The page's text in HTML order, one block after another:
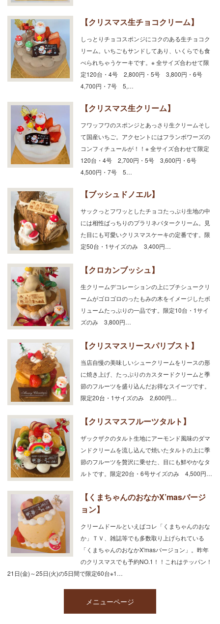
【クリスマス生チョコクリーム】
しっとりチョコスポンジにコクのある生チョコク
リーム。いちごもサンドしてあり、いくらでも食
べられちゃうケーキです。※ 全サイズ合わせて限
定120台・4号 2,800円・5号 3,800円・6号
4,700円・7号 5,…
【クリスマス生クリーム】
フワッフワのスポンジとあっさり生クリームそし
て国産いちご。アクセントにはフランボワーズの
コンフィチュールが！！※ 全サイズ合わせて限定
120台・4号 2,700円・5号 3,600円・6号
4,500円・7号 5…
【ブッシュドノエル】
サックっとフワッとしたチョコたっぷり生地の中
には相性ばっちりのプラリネバタークリーム。見
た目にも可愛いクリスマスケーキの定番です。限
定50台・1サイズのみ 3,400円…
【クロカンブッシュ】
生クリームデコレーションの上にプチシュークリ
ームがゴロゴロのったもみの木をイメージしたボ
リュームたっぷりの一品です。限定10台・1サイ
ズのみ 3,800円…
【クリスマスリースパリブスト】
当店自慢の美味しいシュークリームをリースの形
に焼き上げ、たっぷりのカスタードクリームと季
節のフルーツを盛り込んだお得なスイーツです。
限定20台・1サイズのみ 2,600円…
【クリスマスフルーツタルト】
ザックザクのタルト生地にアーモンド風味のダマ
ンドクリームを流し込んで焼いたタルトの上に季
節のフルーツを贅沢に乗せた、目にも鮮やかなタ
ルトです。限定20台・6号サイズのみ 4,500円…
【くまちゃんのおなかX’masバージ
ョン】
クリームドールといえばコレ「くまちゃんのおな
か」ＴＶ、雑誌等でも多数取り上げられている
「くまちゃんのおなかX'masバージョン」。昨年
のクリスマスでも予約NO.1！！これはテッパン！
21日(金)～25日(火)の5日間で限定60台※1…
メニューページ